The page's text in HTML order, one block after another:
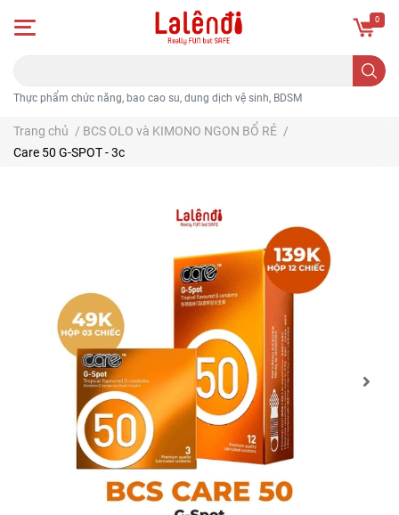
Thực phẩm chức năng, bao cao su, dung dịch vệ sinh, BDSM
0
Trang chủ / BCS OLO và KIMONO NGON BỔ RẺ /
Care 50 G-SPOT - 3c